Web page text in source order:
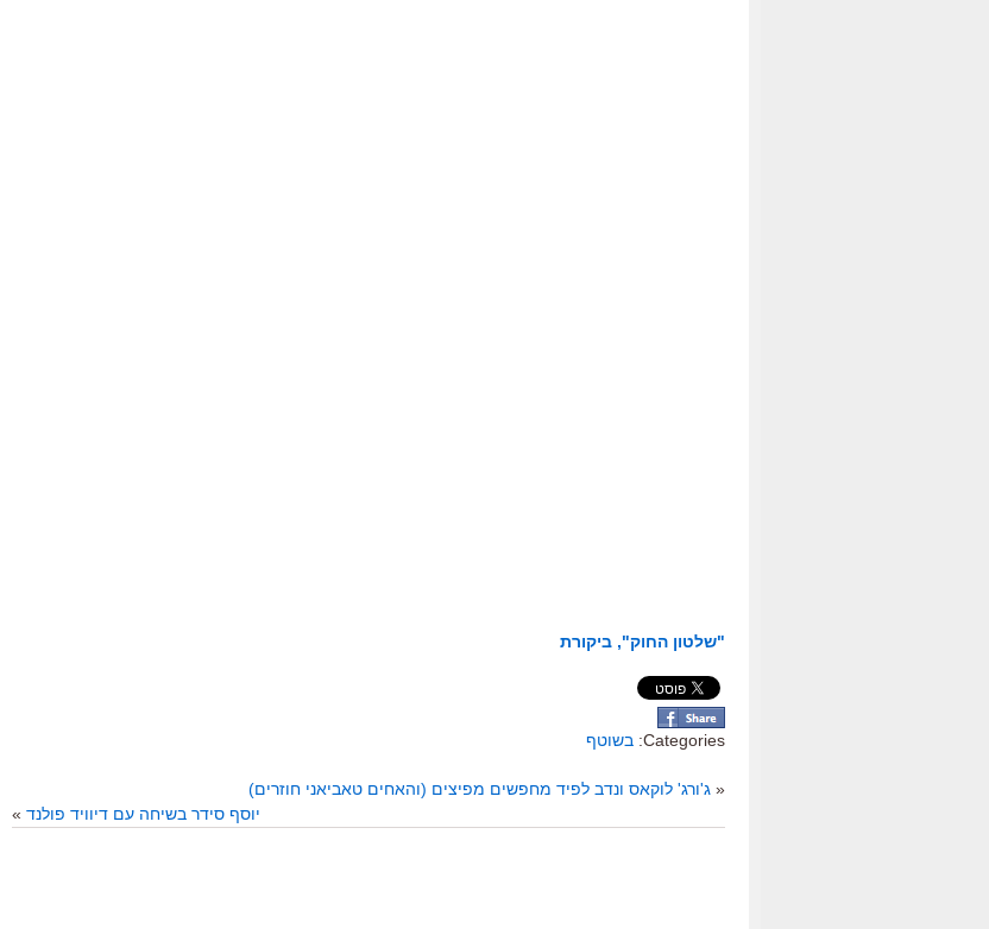
"שלטון החוק", ביקורת
Categories: בשוטף
« ג'ורג' לוקאס ונדב לפיד מחפשים מפיצים (והאחים טאביאני חוזרים)
יוסף סידר בשיחה עם דיוויד פולנד »